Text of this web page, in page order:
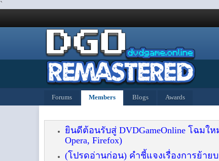
`
Forums Members Blogs Awards
ยินดีต้อนรับสู่ DVDGameOnline โฉมใ
Opera, Firefox)
(โปรดอ่านก่อน) คำชี้แจงเรื่องการย้าย